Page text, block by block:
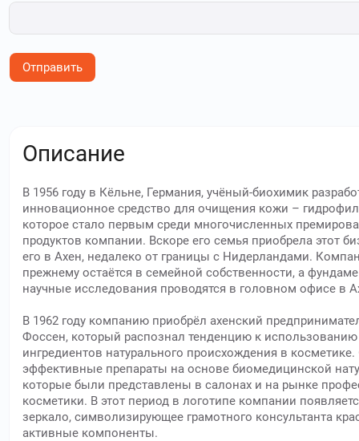
Отправить
Описание
В 1956 году в Кёльне, Германия, учёный-биохимик
инновационное средство для очищения кожи –
которое стало первым среди многочисленных
продуктов компании. Вскоре его семья приобрела этот
его в Ахен, недалеко от границы с Нидерландами.
прежнему остаётся в семейной собственности, а
научные исследования проводятся в головном офисе в
В 1962 году компанию приобрёл ахенский
Фоссен, который распознал тенденцию к
ингредиентов натурального происхождения в косметике.
эффективные препараты на основе биомедицинской
которые были представлены в салонах и на рынке
косметики. В этот период в логотипе компании
зеркало, символизирующее грамотного консультанта
активные компоненты.